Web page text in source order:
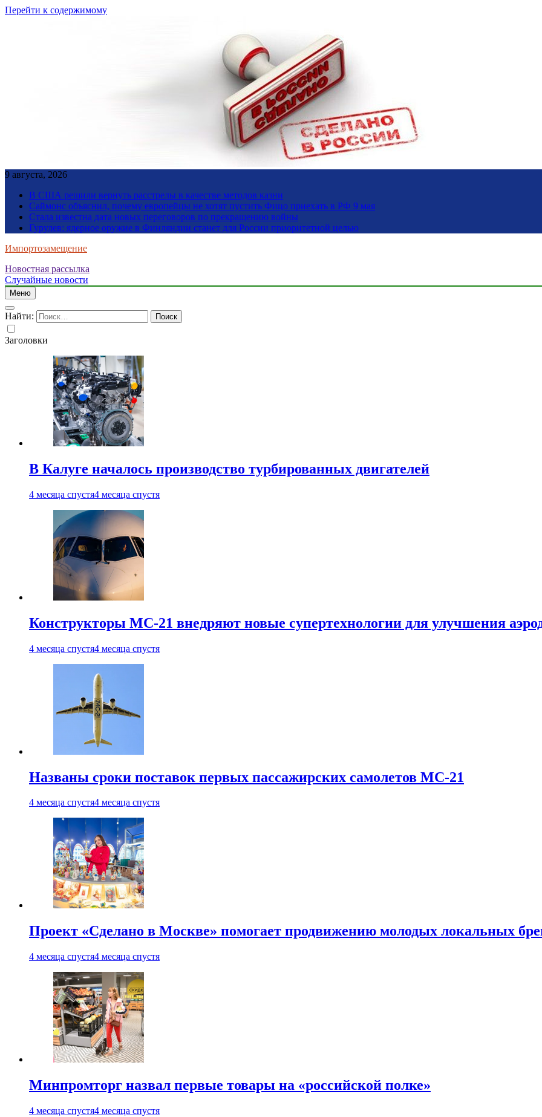
Перейти к содержимому
9 августа, 2026
В США решили вернуть расстрелы в качестве методов казни
Саймонс объяснил, почему европейцы не хотят пустить Фицо приехать в РФ 9 мая
Стала известна дата новых переговоров по прекращению войны
Гурулев: ядерное оружие в Финляндии станет для России приоритетной целью
Импортозамещение
Новостная рассылка
Случайные новости
Меню
Найти:
Заголовки
В Калуге началось производство турбированных двигателей
4 месяца спустя4 месяца спустя
Конструкторы МС-21 внедряют новые супертехнологии для улучшения
4 месяца спустя4 месяца спустя
Названы сроки поставок первых пассажирских самолетов МС-21
4 месяца спустя4 месяца спустя
Проект «Сделано в Москве» помогает продвижению молодых локальных
4 месяца спустя4 месяца спустя
Минпромторг назвал первые товары на «российской полке»
4 месяца спустя4 месяца спустя